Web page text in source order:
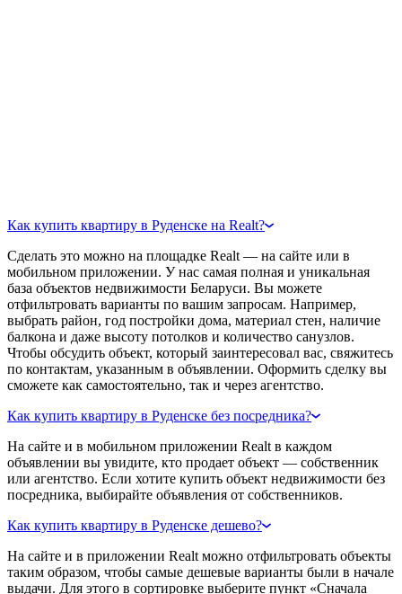
Как купить квартиру в Руденске на Realt?
Сделать это можно на площадке Realt — на сайте или в
мобильном приложении. У нас самая полная и уникальная
база объектов недвижимости Беларуси. Вы можете
отфильтровать варианты по вашим запросам. Например,
выбрать район, год постройки дома, материал стен, наличие
балкона и даже высоту потолков и количество санузлов.
Чтобы обсудить объект, который заинтересовал вас, свяжитесь
по контактам, указанным в объявлении. Оформить сделку вы
сможете как самостоятельно, так и через агентство.
Как купить квартиру в Руденске без посредника?
На сайте и в мобильном приложении Realt в каждом
объявлении вы увидите, кто продает объект — собственник
или агентство. Если хотите купить объект недвижимости без
посредника, выбирайте объявления от собственников.
Как купить квартиру в Руденске дешево?
На сайте и в приложении Realt можно отфильтровать объекты
таким образом, чтобы самые дешевые варианты были в начале
выдачи. Для этого в сортировке выберите пункт «Сначала